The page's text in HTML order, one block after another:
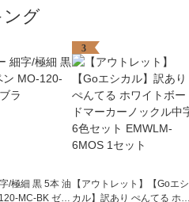
ング
/極細 黒 5本 油
MC-BK ゼブ
3
【アウトレット】【Goエシ
カル】訳あり ぺんてる ホワ